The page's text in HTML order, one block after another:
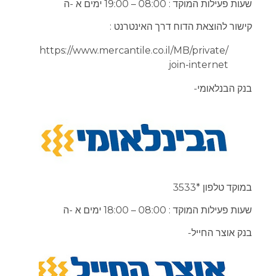
שעות פעילות המוקד : 08:00 – 19:00 ימים א -ה
קישור להוצאת הדוח דרך האינטרנט :
https://www.mercantile.co.il/MB/private/
join-internet
בנק הבנלאומי-
במוקד טלפון *3533
שעות פעילות המוקד : 08:00 – 18:00 ימים א -ה
בנק אוצר החייל-